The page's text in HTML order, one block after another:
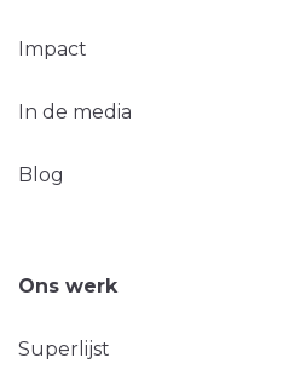
Impact
In de media
Blog
Ons werk
Superlijst